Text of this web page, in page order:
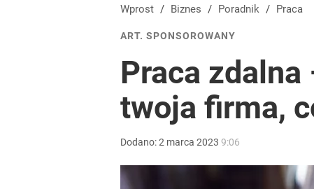
Wprost / Biznes / Poradnik / Praca
ART. SPONSOROWANY
Praca
twoja firma,
Dodano:2 marca 2023 9:06